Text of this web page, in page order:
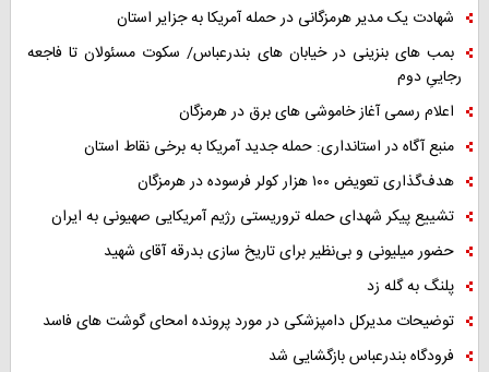
شهادت یک مدیر هرمزگانی در حمله آمریکا به جزایر استان
بمب های بنزینی در خیابان های بندرعباس/ سکوت مسئولان تا فاجعه
رجاییِ دوم
اعلام رسمی آغاز خاموشی های برق در هرمزگان
منبع آگاه در استانداری: حمله جدید آمریکا به برخی نقاط استان
هدف‌گذاری تعویض ۱۰۰ هزار کولر فرسوده در هرمزگان
تشییع پیکر شهدای حمله تروریستی رژیم آمریکایی صهیونی به ایران
حضور میلیونی و بی‌نظیر برای تاریخ سازی بدرقه آقای شهید
پلنگ به گله زد
توضیحات مدیرکل دامپزشکی در مورد پرونده امحای گوشت های فاسد
فرودگاه بندرعباس بازگشایی شد